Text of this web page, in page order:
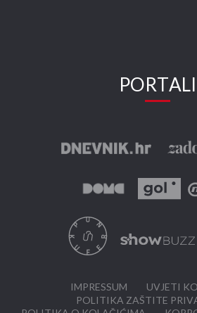
PORTALI
IMPRESSUM
UVJETI
POLITIKA ZAŠTITE